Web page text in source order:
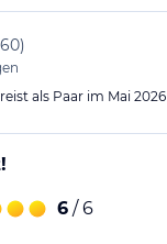
)
als Paar im Mai 2026
6 / 6